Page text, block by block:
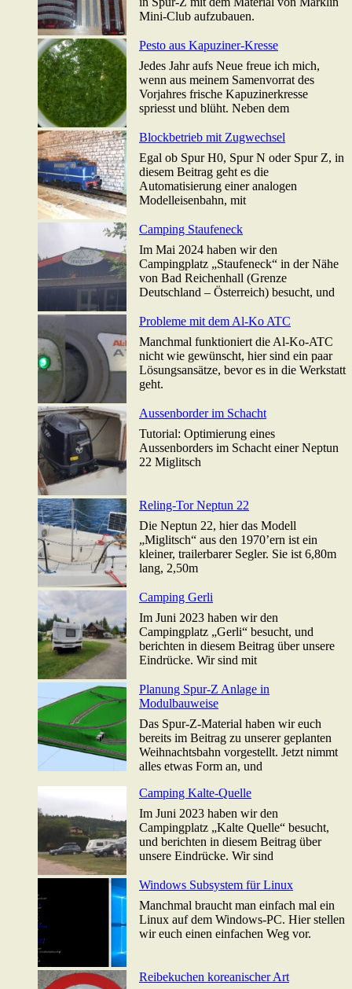
Mini-Club aufzubauen.
Pesto aus Kapuziner-Kresse
Jedes Jahr aufs Neue freue ich mich,
wenn aus meinem Samenvorrat des
Vorjahres frische Kapuzinerkresse
spriesst und blüht. Neben dem
Blockbetrieb mit Zugwechsel
Egal ob Spur H0, Spur N oder Spur Z, in
diesem Beitrag geht es die
Automatisierung einer analogen
Modelleisenbahn, mit
Camping Staufeneck
Im Mai 2024 haben wir den
Campingplatz „Staufeneck“ in der Nähe
von Bad Reichenhall (Grenze
Deutschland – Österreich) besucht, und
Probleme mit dem Al-Ko ATC
Manchmal funktioniert die Al-Ko-ATC
nicht wie gewünscht, hier sind ein paar
Lösungsansätze, bevor es in die Werkstatt
geht.
Aussenborder im Schacht
Tutorial: Optimierung eines
Aussenborders im Schacht einer Neptun
22 Miglitsch
Reling-Tor Neptun 22
Die Neptun 22, hier das Modell
„Miglitsch“ aus den 1970’ern ist ein
kleiner, trailerbarer Segler. Sie ist 6,80m
lang, 2,50m
Camping Gerli
Im Juni 2023 haben wir den
Campingplatz „Gerli“ besucht, und
berichten in diesem Beitrag über unsere
Eindrücke. Wir sind mit
Planung Spur-Z Anlage in
Modulbauweise
Das Spur-Z-Material haben wir euch
bereits im Beitrag zu unserer geplanten
Weihnachtsbahn vorgestellt. Jetzt nimmt
alles etwas Form an, und
Camping Kalte-Quelle
Im Juni 2023 haben wir den
Campingplatz „Kalte Quelle“ besucht,
und berichten in diesem Beitrag über
unsere Eindrücke. Wir sind
Windows Subsystem für Linux
Manchmal braucht man einfach mal ein
Linux auf dem Windows-PC. Hier stellen
wir euch einen einfachen Weg vor.
Reibekuchen koreanischer Art